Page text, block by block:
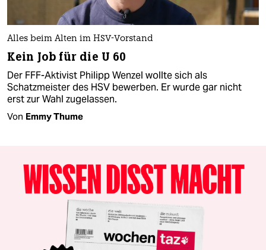
Alles beim Alten im HSV-Vorstand
Kein Job für die U 60
Der FFF-Aktivist Philipp Wenzel wollte sich als
Schatzmeister des HSV bewerben. Er wurde gar nicht
erst zur Wahl zugelassen.
Von Emmy Thume